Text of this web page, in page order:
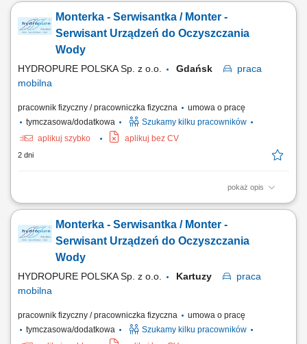
podzespołów komputerowych i przygotowywanie urządzeń do dalszej
dystrybucji, realizacja zadań produkcyjnych zgodnie z harmonogramem
i wymaganiami jakościowymi,...
Monterka - Serwisantka / Monter -
Serwisant Urządzeń do Oczyszczania
Wody
HYDROPURE POLSKA Sp. z o.o. Gdańsk
praca
mobilna
pracownik fizyczny / pracowniczka fizyczna
umowa o pracę
tymczasowa/dodatkowa
Szukamy kilku pracowników
aplikuj szybko
aplikuj bez CV
2 dni
pokaż opis
Zadania w pracy: Instalacje systemów filtracji wody, Bieżąca obsługa
Monterka - Serwisantka / Monter -
Serwisant Urządzeń do Oczyszczania
Wody
HYDROPURE POLSKA Sp. z o.o. Kartuzy
praca
mobilna
pracownik fizyczny / pracowniczka fizyczna
umowa o pracę
tymczasowa/dodatkowa
Szukamy kilku pracowników